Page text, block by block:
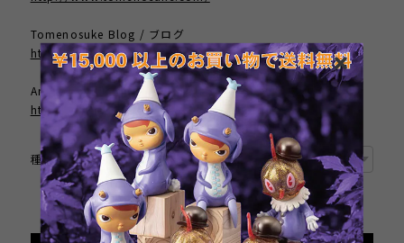
Tomenosuke Blog / ブログ
https://tenshu53.exblog.jp/
Artist Home Page / 作者のサイト
https://www.warhol.org/
種類
International shipping available